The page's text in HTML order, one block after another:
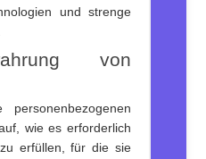
und strenge
von
wie es erforderlich
erfüllen, für die sie